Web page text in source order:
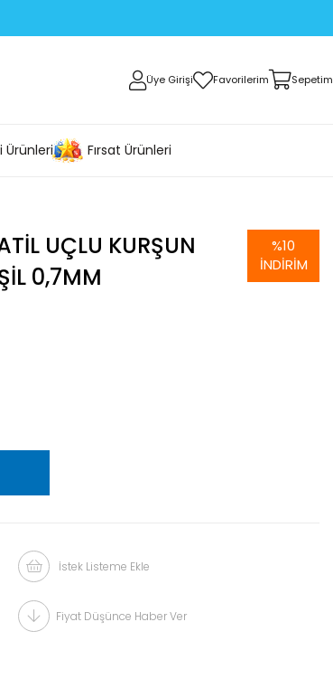
Üye Girişi Favorilerim Sepetim
Ürünleri Fırsat Ürünleri
UÇLU KURŞUN
0,7MM
%10
İNDIRIM
İstek Listeme Ekle
Fiyat Düşünce Haber Ver